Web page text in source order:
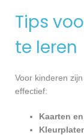
Tips
te leren
Voor kinderen
effectief:
Kaarten